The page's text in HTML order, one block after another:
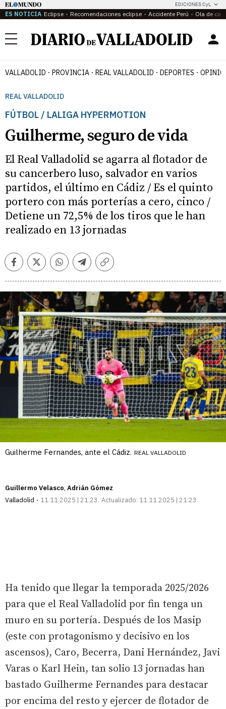
EDICIONES CyL
ES NOTICIA Eclipse Recomendaciones eclipse Accidente Perú Ola de
Menú
VALLADOLID PROVINCIA REAL VALLADOLID DEPORTES
REAL VALLADOLID
FÚTBOL / LALIGA HYPERMOTION
Guilherme, seguro de vida
El Real Valladolid se agarra al flotador de
su cancerbero luso, salvador en varios
partidos, el último en Cádiz / Es el quinto
portero con más porterías a cero, cinco /
Detiene un 72,5% de los tiros que le han
realizado en 13 jornadas
FacebookTwitterWhatsappTelegramCopiar
Guilherme Fernandes, ante el Cádiz. REAL VALLADOLID
Guillermo Velasco Adrián Gómez
Valladolid
11.11.2025 | 21:23 Actualizado: 11.11.2025 | 21:23
Ha tenido que llegar la temporada 2025/2026
para que el Real Valladolid por fin tenga un
muro en su portería. Después de los Masip
(este con protagonismo y decisivo en los
ascensos), Caro, Becerra, Dani Hernández, Javi
Varas o Karl Hein, tan solio 13 jornadas han
bastado Guilherme Fernandes para destacar
por encima del resto y ejercer de flotador de